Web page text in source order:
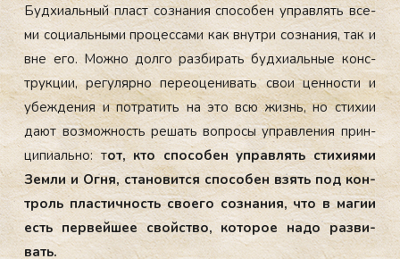
Буд­хи­аль­ный пласт соз­на­ния спо­со­бен уп­рав­лять все­
ми со­ци­аль­ны­ми про­цес­са­ми как внут­ри соз­на­ния, так и
вне его. Мож­но дол­го раз­би­рать буд­хи­аль­ные конс­
трук­ции, ре­гу­ляр­но пе­ре­оце­ни­вать свои цен­нос­ти и
убеж­де­ния и пот­ра­тить на это всю жизнь, но сти­хии
да­ют воз­мож­ность ре­шать воп­ро­сы уп­рав­ле­ния прин­
ци­пи­аль­но: тот, кто спо­со­бен уп­рав­лять сти­хи­ями
Зем­ли и Ог­ня, ста­но­вит­ся спо­со­бен взять под кон­
троль плас­тич­ность сво­его соз­на­ния, что в ма­гии
есть пер­вей­шее свой­ство, ко­то­рое на­до раз­ви­
вать.